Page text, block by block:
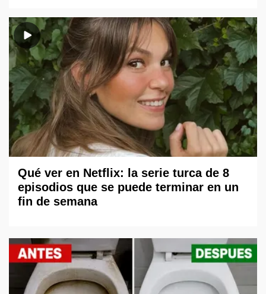
Qué ver en Netflix: la serie turca de 8
episodios que se puede terminar en un
fin de semana